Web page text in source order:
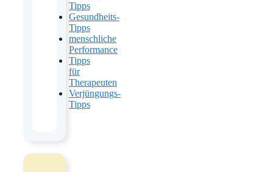
Tipps
Gesundheits-
Tipps
menschliche
Performance
Tipps
für
Therapeuten
Verjüngungs-
Tipps